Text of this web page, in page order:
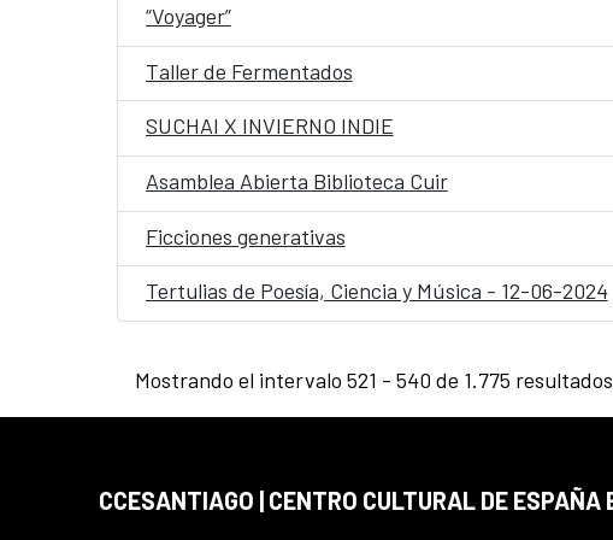
“Voyager”
Taller de Fermentados
SUCHAI X INVIERNO INDIE
Asamblea Abierta Biblioteca Cuir
Ficciones generativas
Tertulias de Poesía, Ciencia y Música - 12-06-2024
Mostrando el intervalo 521 - 540 de 1.775
CCESANTIAGO | CENTRO CULTURAL DE ESPAÑA